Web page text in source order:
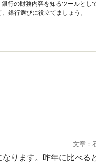
行の財務内容を知るツールとし
銀行選びに役立てましょう。
文章：
ります。昨年に比べる